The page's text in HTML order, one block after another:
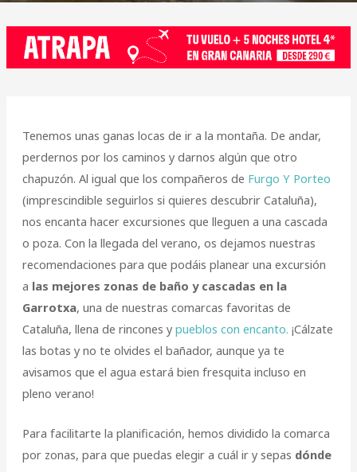
Tenemos unas ganas locas de ir a la montaña. De andar,
perdernos por los caminos y darnos algún que otro
chapuzón. Al igual que los compañeros de Furgo Y Porteo
(imprescindible seguirlos si quieres descubrir Cataluña),
nos encanta hacer excursiones que lleguen a una cascada
o poza. Con la llegada del verano, os dejamos nuestras
recomendaciones para que podáis planear una excursión
a las mejores zonas de baño y cascadas en la
Garrotxa, una de nuestras comarcas favoritas de
Cataluña, llena de rincones y pueblos con encanto. ¡Cálzate
las botas y no te olvides el bañador, aunque ya te
avisamos que el agua estará bien fresquita incluso en
pleno verano!
Para facilitarte la planificación, hemos dividido la comarca
por zonas, para que puedas elegir a cuál ir y sepas dónde